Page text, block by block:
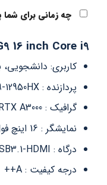
چه زمانی برای شما
16 inch Core i9
کاربری: دانشجویی،
پردازنده : Core i9-12950HX
گرافیک : Nvidia RTX A3000
نمایشگر : 16 اینچ فول اچ دی
درگاه : type C – USB3.1-HDMI
درجه کیفیت : A++